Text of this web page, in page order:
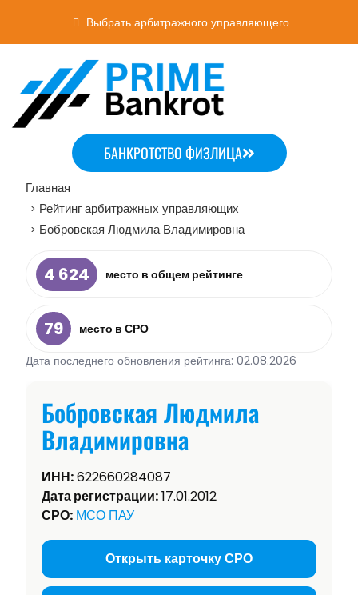
Выбрать арбитражного управляющего
БАНКРОТСТВО ФИЗЛИЦА
Главная
> Рейтинг арбитражных управляющих
> Бобровская Людмила Владимировна
4 624 место в общем рейтинге
79
место в СРО
Дата последнего обновления рейтинга: 02.08.2026
Бобровская Людмила
Владимировна
ИНН:622660284087
Дата регистрации:17.01.2012
СРО: МСО ПАУ
Открыть карточку СРО